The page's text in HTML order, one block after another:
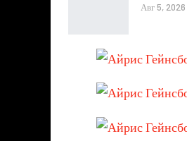
Авг 5, 2026